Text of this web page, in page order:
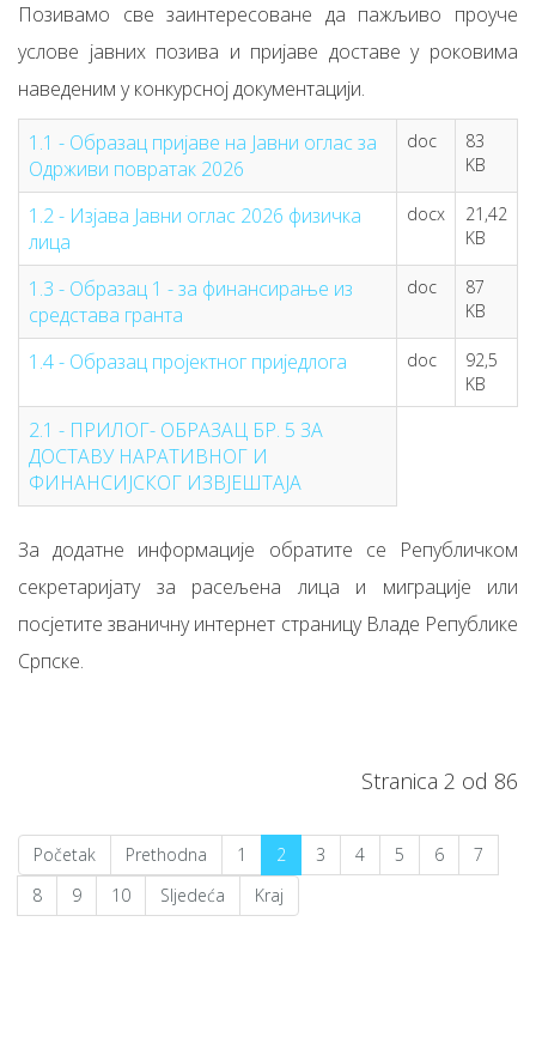
Позивамо све заинтересоване да пажљиво проуче
услове јавних позива и пријаве доставе у роковима
наведеним у конкурсној документацији.
1.1 - Oбразац пријаве на Jавни оглас за
Одрживи повратак 2026
doc
83
KB
1.2 - Изјава Јавни оглас 2026 физичка
лица
docx
21,42
KB
1.3 - Образац 1 - за финансирање из
средстава гранта
doc
87
KB
1.4 - Образац пројектног приједлога doc
92,5
KB
2.1 - ПРИЛОГ- ОБРАЗАЦ БР. 5 ЗА
ДОСТАВУ НАРАТИВНОГ И
ФИНАНСИЈСКОГ ИЗВЈЕШТАЈА
За додатне информације обратите се Републичком
секретаријату за расељена лица и миграције или
посјетите званичну интернет страницу Владе Републике
Српске.
Stranica 2 od 86
Početak Prethodna 1 2 3 4 5 6
7
8
9 10 Sljedeća Kraj